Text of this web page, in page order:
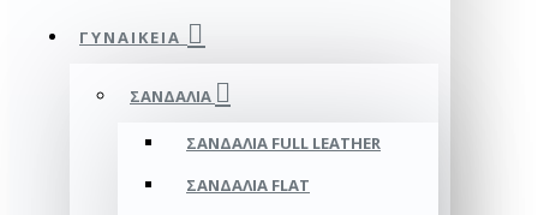
ΓΥΝΑΙΚΕΊΑ
ΣΑΝΔΆΛΙΑ
ΣΑΝΔΆΛΙΑ FULL LEATHER
ΣΑΝΔΆΛΙΑ FLAT